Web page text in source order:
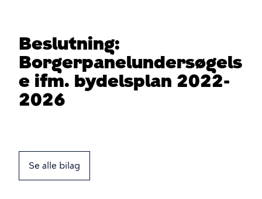
Beslutning:
Borgerpanelundersøgels
e ifm. bydelsplan 2022-
2026
Se alle bilag